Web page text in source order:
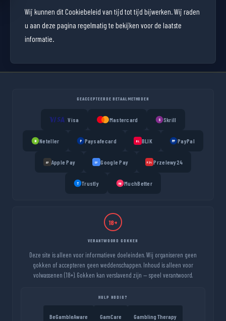
Wij kunnen dit Cookiebeleid van tijd tot tijd bijwerken. Wij raden
u aan deze pagina regelmatig te bekijken voor de laatste
informatie.
GEACCEPTEERDE BETAALMETHODEN
Visa Mastercard S Skrill
N Neteller P Paysafecard BL BLIK PP PayPal
AP Apple Pay GP Google Pay P24 Przelewy24
T Trustly MB MuchBetter
18+
VERANTWOORD GOKKEN
Deze site is alleen voor informatieve doeleinden. Wij organiseren geen
gokken of accepteren geen weddenschappen. Inhoud is alleen voor
volwassenen (18+). Gokken kan verslavend zijn — speel verantwoord.
HULP NODIG?
BeGambleAware GamCare Gambling Therapy